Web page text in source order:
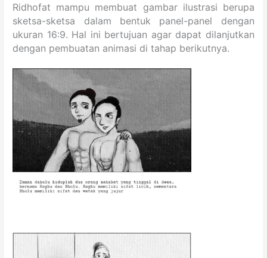
Ridhofat mampu membuat gambar ilustrasi berupa
sketsa-sketsa dalam bentuk panel-panel dengan
ukuran 16:9. Hal ini bertujuan agar dapat dilanjutkan
dengan pembuatan animasi di tahap berikutnya.